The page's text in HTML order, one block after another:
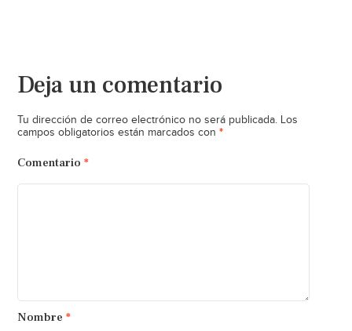
Deja un comentario
Tu dirección de correo electrónico no será publicada. Los
campos obligatorios están marcados con *
Comentario *
Nombre *